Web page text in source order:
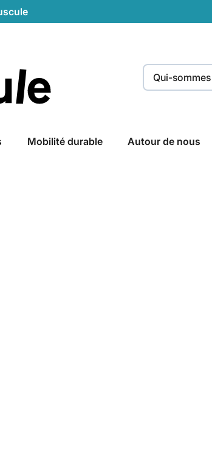
Qui-
Mobilité durable Autour de nous